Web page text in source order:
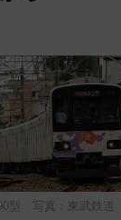
型 写真：東武鉄道